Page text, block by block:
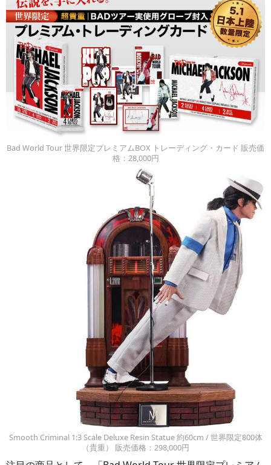
Bad World Tour 世界限定プレミアムBOX トレーディング・カード 販売価
格：28,000円
Smooth Criminal 1:3 Scale Deluxe Resin Statue 約60cm / 世界限定800体
（貴重） 販売価格：298,000円